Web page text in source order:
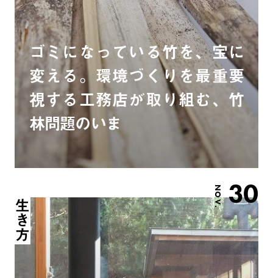
ゴミになっている竹を、宝に
変える。環境づくりを最重要
視する工務店が取り組む、竹
林問題のいま
NOV. 30
生き方